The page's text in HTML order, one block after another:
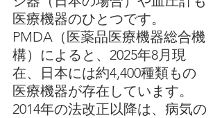
医療機器のひとつです。
PMDA（医薬品医療機器総合機
構）によると、2025年8月現
在、日本には約4,400種類もの
医療機器が存在しています。
2014年の法改正以降は、病気の